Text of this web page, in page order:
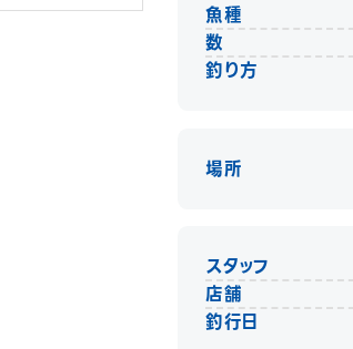
魚種
数
釣り方
場所
スタッフ
店舗
釣行日